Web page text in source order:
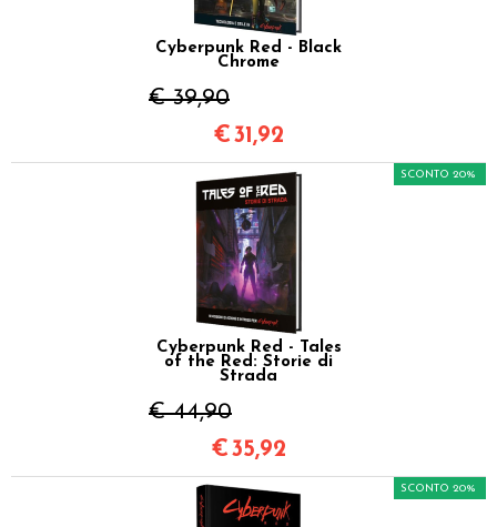
Cyberpunk Red - Black
Chrome
€ 39,90
€31,92
Cyberpunk Red - Tales
of the Red: Storie di
Strada
€ 44,90
SCONTO 20%
€35,92
SCONTO 20%